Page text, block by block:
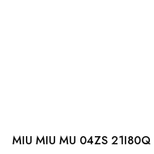
MIU MIU MU 04ZS 21I80Q